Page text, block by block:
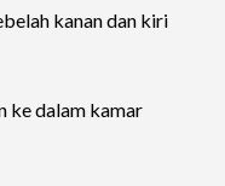
kanan dan kiri
ke dalam kamar